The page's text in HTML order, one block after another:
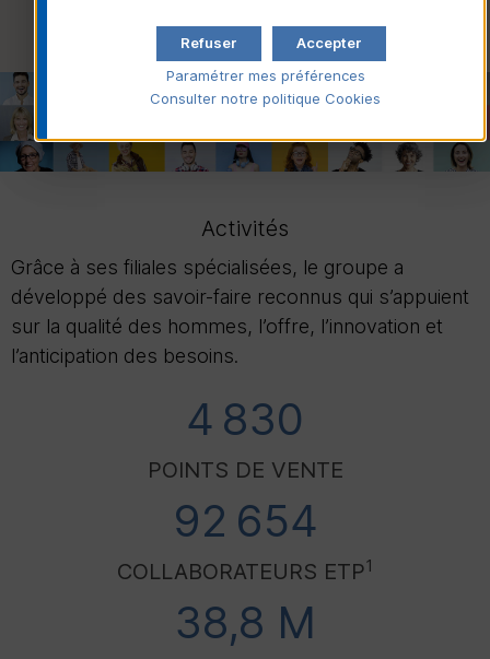
Activités
Grâce à ses filiales spécialisées, le groupe a
développé des savoir-faire reconnus qui s’appuient
sur la qualité des hommes, l’offre, l’innovation et
l’anticipation des besoins.
4 830
POINTS DE VENTE
92 654
COLLABORATEURS ETP1
38,8 M
Accepter
Refuser
Paramétrer mes préférences
Consulter notre politique Cookies